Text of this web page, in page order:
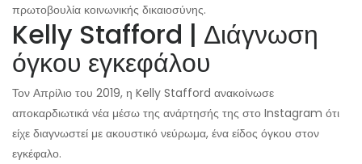
πρωτοβουλία κοινωνικής δικαιοσύνης.
Kelly Stafford | Διάγνωση
όγκου εγκεφάλου
Τον Απρίλιο του 2019, η Kelly Stafford ανακοίνωσε
αποκαρδιωτικά νέα μέσω της ανάρτησής της στο Instagram ότι
είχε διαγνωστεί με ακουστικό νεύρωμα, ένα είδος όγκου στον
εγκέφαλο.